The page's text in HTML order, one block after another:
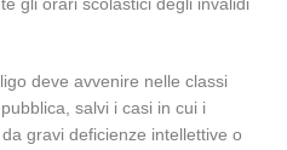
deve avvenire nelle classi
salvi i casi in cui i
gravi deficienze intellettive o